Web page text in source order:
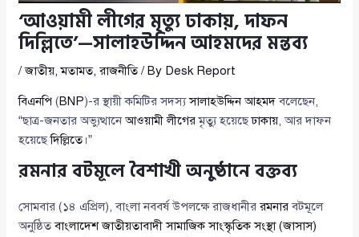
‘আওয়ামী লীগের মৃত্যু ঢাকায়, দাফন
দিল্লিতে’—সালাহউদ্দিন আহমদের মন্তব্য
/জাতীয়,মতামত,রাজনীতি/ By Desk Report
বিএনপি (BNP)-র স্থায়ী কমিটির সদস্যসালাহউদ্দিন আহমদবলেছেন,
“ছাত্র-জনতার অভ্যুত্থানেআওয়ামী লীগেরমৃত্যু হয়েছেঢাকায়, আর দাফন
হয়েছেদিল্লিতে।”
রমনার বটমূলে বৈশাখী অনুষ্ঠানে বক্তব্য
সোমবার (১৪ এপ্রিল), বাংলা নববর্ষ উপলক্ষে রাজধানীররমনারবটমূলে
অনুষ্ঠিতবাংলাদেশ জাতীয়তাবাদী সামাজিক সাংস্কৃতিক সংস্থা (জাসাস)